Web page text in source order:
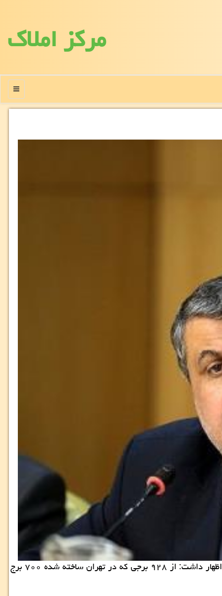
مركز املاك
منو
مركز املاك: وزیر راه و شهرسازی با اشاره به اینكه طرح جامع مسكن را احیا و عقب ماندگی بخش مسكن را جبران خواهیم كرد، اظهار داشت: از ۹۲۸ برجی كه در تهران ساخته شده ۷۰۰ برج